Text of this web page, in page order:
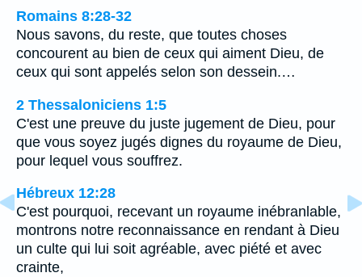
Romains 8:28-32
Nous savons, du reste, que toutes choses
concourent au bien de ceux qui aiment Dieu, de
ceux qui sont appelés selon son dessein.…
2 Thessaloniciens 1:5
C'est une preuve du juste jugement de Dieu, pour
que vous soyez jugés dignes du royaume de Dieu,
pour lequel vous souffrez.
Hébreux 12:28
C'est pourquoi, recevant un royaume inébranlable,
montrons notre reconnaissance en rendant à Dieu
un culte qui lui soit agréable, avec piété et avec
crainte,